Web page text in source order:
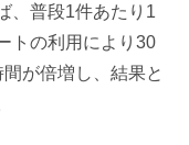
、普段1件あたり1
トの利用により30
が倍増し、結果と